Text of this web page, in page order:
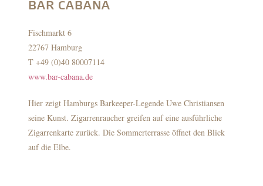
BAR CABANA
Fischmarkt 6
22767 Hamburg
T +49 (0)40 80007114
www.bar-cabana.de
Hier zeigt Hamburgs Barkeeper-Legende Uwe Christiansen
seine Kunst. Zigarrenraucher greifen auf eine ausführliche
Zigarrenkarte zurück. Die Sommerterrasse öffnet den Blick
auf die Elbe.